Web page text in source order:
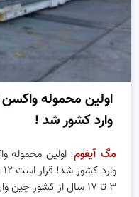
وارد کشور شد !
مگ آیفوم
۳ تا ۱۷ سال از کشور چین وارد شود.